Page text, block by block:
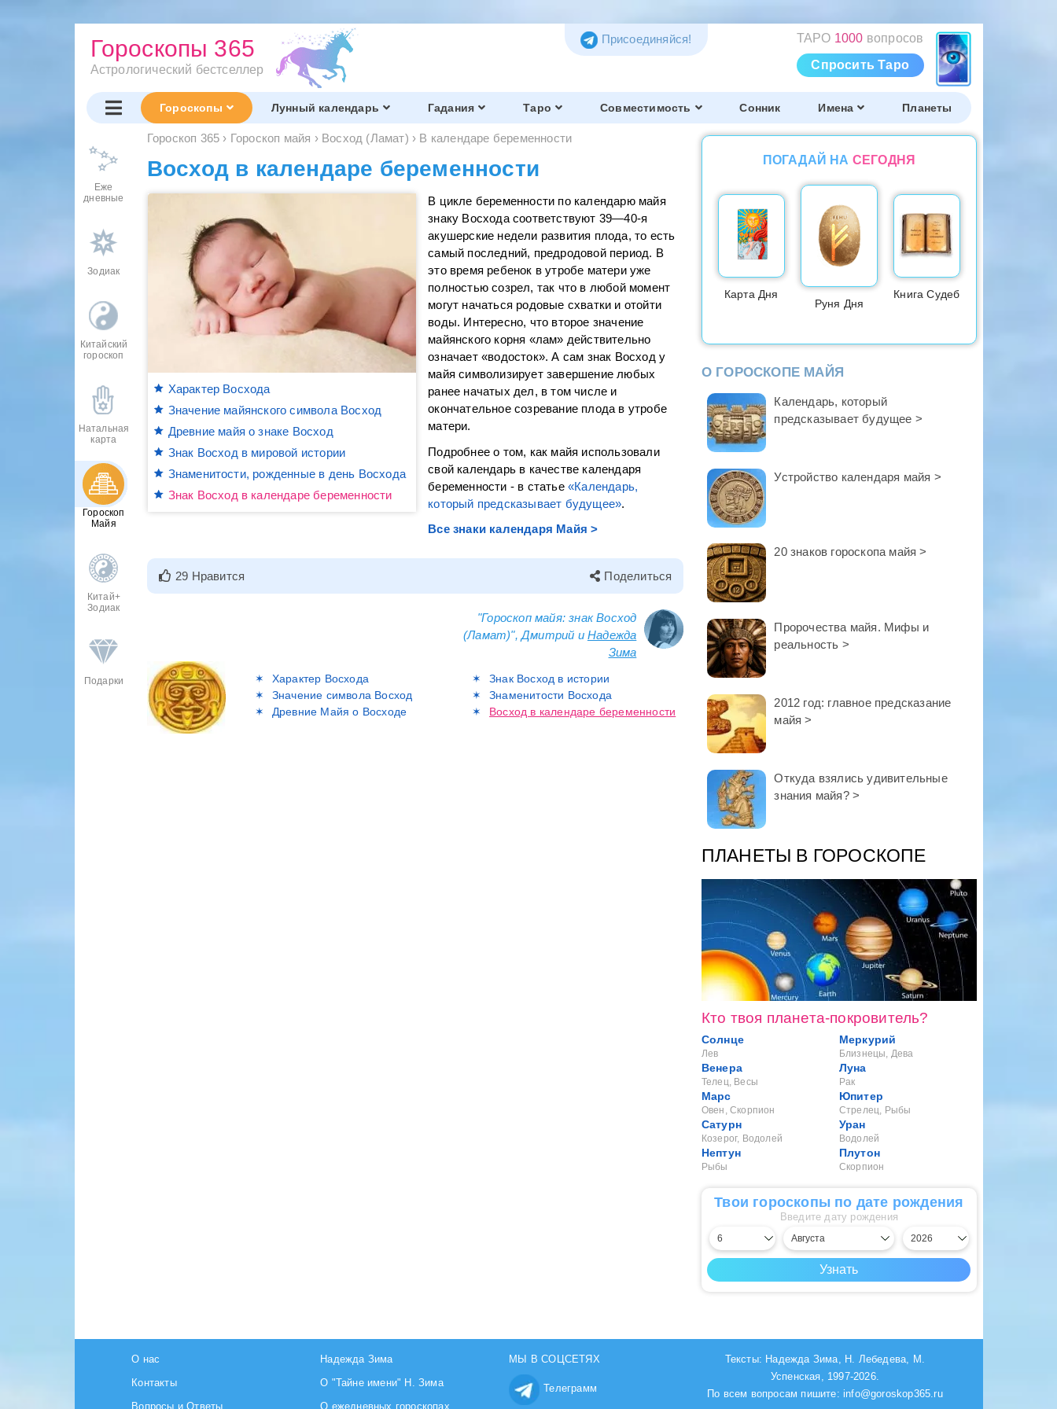
Гороскопы 365
Астрологический бестселлер
ТАРО 1000 вопросов
Спросить Таро
Присоединяйся!
Гороскопы Лунный календарь Гадания Таро Совместимость Сонник Имена Планеты
Еже
дневные
Зодиак
Китайский
гороскоп
Натальная
карта
Гороскоп
Майя
Китай+
Зодиак
Подарки
Гороскоп 365 › Гороскоп майя › Восход (Ламат) › В календаре беременности
Восход в календаре беременности
Характер Восхода
Значение майянского символа Восход
Древние майя о знаке Восход
Знак Восход в мировой истории
Знаменитости, рожденные в день Восхода
Знак Восход в календаре беременности
В цикле беременности по календарю майя
знаку Восхода соответствуют 39—40-я
акушерские недели развития плода, то есть
самый последний, предродовой период. В
это время ребенок в утробе матери уже
полностью созрел, так что в любой момент
могут начаться родовые схватки и отойти
воды. Интересно, что второе значение
майянского корня «лам» действительно
означает «водосток». А сам знак Восход у
майя символизирует завершение любых
ранее начатых дел, в том числе и
окончательное созревание плода в утробе
матери.
Подробнее о том, как майя использовали
свой календарь в качестве календаря
беременности - в статье«Календарь,
который предсказывает будущее».
Все знаки календаря Майя >
29 Нравится Поделиться
"Гороскоп майя: знак Восход
(Ламат)", Дмитрий и Надежда
Зима
Характер Восхода
Значение символа Восход
Древние Майя о Восходе
Знак Восход в истории
Знаменитости Восхода
Восход в календаре беременности
ПОГАДАЙ НА СЕГОДНЯ
Карта Дня
Руня Дня
Книга Судеб
О ГОРОСКОПЕ МАЙЯ
Календарь, который
предсказывает будущее >
Устройство календаря майя >
20 знаков гороскопа майя >
Пророчества майя. Мифы и
реальность >
2012 год: главное предсказание
майя >
Откуда взялись удивительные
знания майя? >
ПЛАНЕТЫ В ГОРОСКОПЕ
Кто твоя планета-покровитель?
Солнце
Лев
Меркурий
Близнецы, Дева
Венера
Телец, Весы
Луна
Рак
Марс
Овен, Скорпион
Юпитер
Стрелец, Рыбы
Сатурн
Козерог, Водолей
Уран
Водолей
Нептун
Рыбы
Плутон
Скорпион
Твои гороскопы по дате рождения
Введите дату рождения
О нас
Контакты
Вопросы и Ответы
Надежда Зима
О "Тайне имени" Н. Зима
О ежедневных гороскопах
МЫ В СОЦСЕТЯХ
Телеграмм
Тексты: Надежда Зима, Н. Лебедева, М.
Успенская, 1997-2026.
По всем вопросам пишите: info@goroskop365.ru